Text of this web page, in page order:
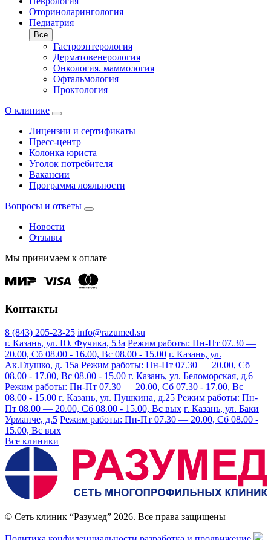
Оториноларингология
Педиатрия
Все
Гастроэнтерология
Дерматовенерология
Онкология. маммология
Офтальмология
Проктология
О клинике
Лицензии и сертификаты
Пресс-центр
Колонка юриста
Уголок потребителя
Вакансии
Программа лояльности
Вопросы и ответы
Новости
Отзывы
Мы принимаем к оплате
Контакты
8 (843) 205-23-25 info@razumed.su
г. Казань, ул. Ю. Фучика, 53а Режим работы: Пн-Пт 07.30 —
20.00, Сб 08.00 - 16.00, Вс 08.00 - 15.00 г. Казань, ул.
Ак.Глушко, д. 15а Режим работы: Пн-Пт 07.30 — 20.00, Сб
08.00 - 17.00, Вс 08.00 - 15.00 г. Казань, ул. Беломорская, д.6
Режим работы: Пн-Пт 07.30 — 20.00, Сб 07.30 - 17.00, Вс
08.00 - 15.00 г. Казань, ул. Пушкина, д.25 Режим работы: Пн-
Пт 08.00 — 20.00, Сб 08.00 - 15.00, Вс вых г. Казань, ул. Баки
Урманче, д.5 Режим работы: Пн-Пт 07.30 — 20.00, Сб 08.00 -
15.00, Вс вых
Все клиники
© Сеть клиник “Разумед” 2026. Все права защищены